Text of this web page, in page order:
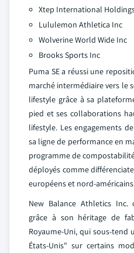
Xtep International
Lululemon Athletica Inc
Wolverine World Wide Inc
Brooks Sports Inc
Puma SE a réussi une
marché intermédiaire vers le
lifestyle grâce à sa
pied et ses collaborations
lifestyle. Les engagements
sa ligne de performance en
programme de
déployés comme
européens et nord-
New Balance Athletics
grâce à son héritage de
Royaume-Uni, qui sous-
États-Unis" sur certains